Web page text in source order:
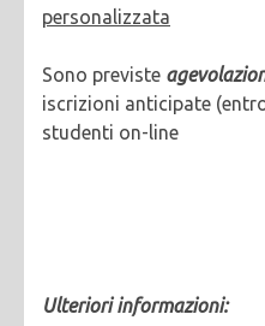
personalizzata
Sono previste
iscrizioni anticipate
studenti on-line
Ulteriori informazioni: